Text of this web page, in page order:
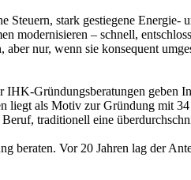
stark gestiegene Energie-
modernisieren – schnell,
aber nur, wenn sie konsequent
Gründungsberatungen geben
liegt als Motiv zur Gründung mit
Beruf, traditionell eine
beraten. Vor 20 Jahren lag der